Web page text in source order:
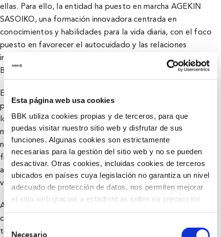
Esta página web usa cookies
BBK utiliza cookies propias y de terceros, para que
puedas visitar nuestro sitio web y disfrutar de sus
funciones. Algunas cookies son estrictamente
necesarias para la gestión del sitio web y no se pueden
desactivar. Otras cookies, incluidas cookies de terceros
ubicados en países cuya legislación no garantiza un nivel
adecuado de protección de datos, nos permiten mejorar
el sitio web gracias a estadísticas sobre su interacción
el uso que haga del sitio web con nuestros partners de
ellas. Para ello, la entidad ha puesto en marcha AGEKIN
SASOIKO, una formación innovadora centrada en
conocimientos y habilidades para la vida diaria, con el foco
puesto en favorecer el autocuidado y las relaciones
interpersonales. Las inscripciones están abiertas en la
web
BBK Y TU
En esta etapa de la vida, son muchas y muy diversas las
preguntas que pueden surgir: ¿Cómo puedo protegerme de
los peligros de internet? ¿Qué pautas puedo seguir para
mantener la salud? ¿Cómo puedo adaptar mi casa a esta
nueva etapa? ¿Cómo conviene que organice mis asuntos
financieros? ¿Qué ventajas me ofrece la digitalización de la
administración? ¿Qué puedo hacer ante una situación de
violencia? ¿Cómo puedo planificar mi futuro?
AGEKIN SASOIKO dará respuesta a estas y a otras muchas
cuestiones desde el próximo día 3 de octubre y durante
todo el curso académico 2022-2023, hasta el 31 de mayo.